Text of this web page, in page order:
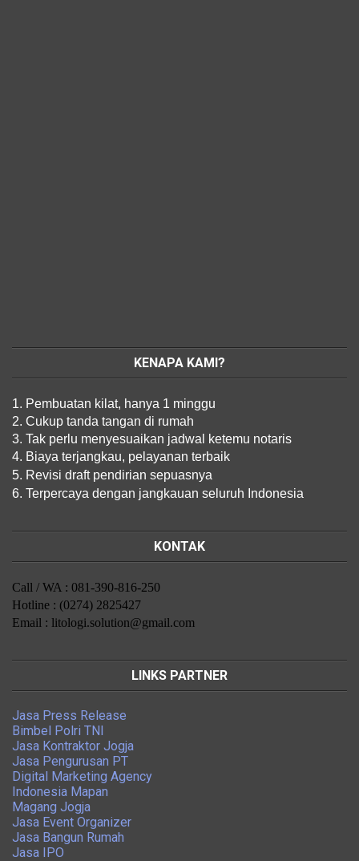
KENAPA KAMI?
1. Pembuatan kilat, hanya 1 minggu
2. Cukup tanda tangan di rumah
3. Tak perlu menyesuaikan jadwal ketemu notaris
4. Biaya terjangkau, pelayanan terbaik
5. Revisi draft pendirian sepuasnya
6. Terpercaya dengan jangkauan seluruh Indonesia
KONTAK
Call / WA : 081-390-816-250
Hotline : (0274) 2825427
Email : litologi.solution@gmail.com
LINKS PARTNER
Jasa Press Release
Bimbel Polri TNI
Jasa Kontraktor Jogja
Jasa Pengurusan PT
Digital Marketing Agency
Indonesia Mapan
Magang Jogja
Jasa Event Organizer
Jasa Bangun Rumah
Jasa IPO